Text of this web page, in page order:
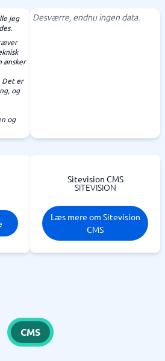
jeg
ønsker
Det er
og
og
Desværre, endnu ingen data.
Sitevision CMS
SITEVISION
Læs mere om Sitevision
CMS
CMS